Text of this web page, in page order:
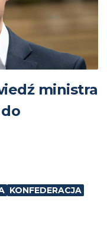
ministra
KONFEDERACJA